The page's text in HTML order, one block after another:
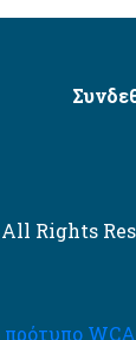
All Rights